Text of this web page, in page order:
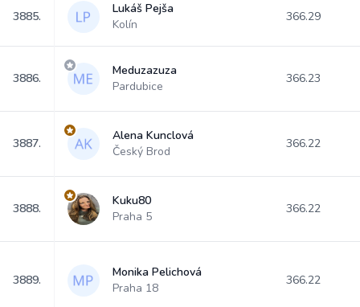
3885.
Lukáš Pejša
Kolín
366.29
3886.
Meduzazuza
Pardubice
366.23
3887.
Alena Kunclová
Český Brod
366.22
3888.
Kuku80
Praha 5
366.22
3889.
Monika Pelichová
Praha 18
366.22